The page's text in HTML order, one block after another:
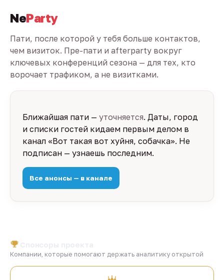
NeParty
Пати, после которой у тебя больше контактов,
чем визиток. Пре-пати и afterparty вокруг
ключевых конференций сезона — для тех, кто
ворочает трафиком, а не визитками.
Ближайшая пати — уточняется. Даты, город
и списки гостей кидаем первым делом в
канал «Вот такая вот хуйня, собачка». Не
подписан — узнаешь последним.
Все анонсы — в канале
Компании, которые помогают держать аналитику открытой